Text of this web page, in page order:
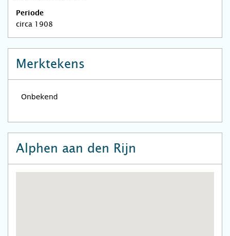
Periode
circa 1908
Merktekens
Alphen aan den Rijn